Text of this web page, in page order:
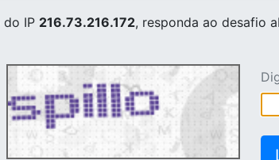
do IP 216.73.216.172, responda ao desafio